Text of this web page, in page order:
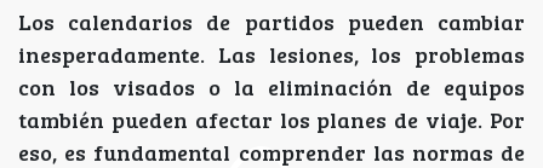
Los calendarios de partidos pueden cambiar
inesperadamente. Las lesiones, los problemas
con los visados ​​o la eliminación de equipos
también pueden afectar los planes de viaje. Por
eso, es fundamental comprender las normas de